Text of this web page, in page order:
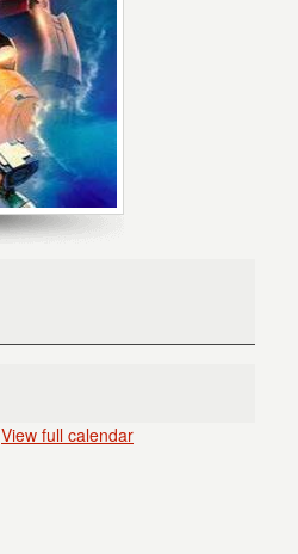
View full calendar